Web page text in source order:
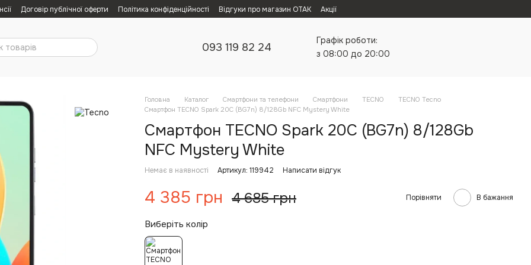
Договір публічної оферти Політика конфіденційності Відгуки про магазин ОТАК Акції
093 119 82 24
Графік роботи:
з 08:00 до 20:00
Головна Каталог Смартфони та телефони Смартфони TECNO
TECNO Tecno
Смартфон TECNO Spark 20C (BG7n) 8/128Gb NFC Mystery White
Смартфон TECNO Spark 20C (BG7n) 8/128Gb
NFC Mystery White
Немає в наявності Артикул: 119942 Написати відгук
4 385 грн 4 685 грн Порівняти В бажання
Виберіть колір